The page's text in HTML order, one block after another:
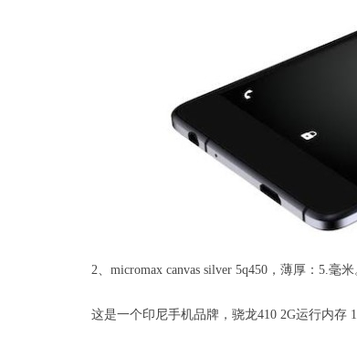
2、micromax canvas silver 5q450，薄厚：5.毫米
这是一个印尼手机品牌，骁龙410 2G运行内存